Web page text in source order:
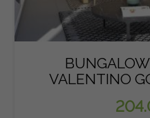
VALENTINO